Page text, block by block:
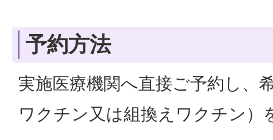
予約方法
実施医療機関へ直接ご予約し、
ワクチン又は組換えワクチン）